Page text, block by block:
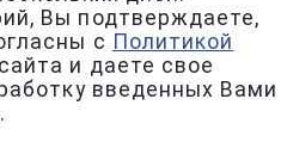
Вы подтверждаете,
с Политикой
сайта и даете свое
введенных Вами